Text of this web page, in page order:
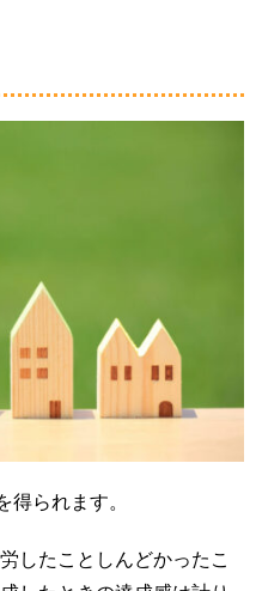
得られます。
したことしんどかったこ